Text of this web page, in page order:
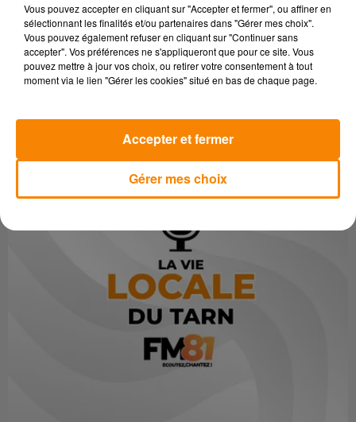
Entrée libre pour tous. Pour renseignements : mairie d’Anglès
– tél 05 63 50 49 48.
Vous pouvez accepter en cliquant sur "Accepter et fermer", ou affiner en
sélectionnant les finalités et/ou partenaires dans "Gérer mes choix".
Vous pouvez également refuser en cliquant sur "Continuer sans
accepter". Vos préférences ne s'appliqueront que pour ce site. Vous
pouvez mettre à jour vos choix, ou retirer votre consentement à tout
moment via le lien "Gérer les cookies" situé en bas de chaque page.
Gérer mes choix
Accepter et fermer